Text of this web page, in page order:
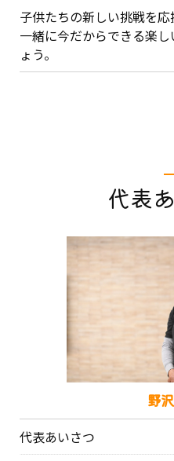
子供たちの新しい挑戦を応
一緒に今だからできる楽
ょう。
代表
野
代表あいさつ